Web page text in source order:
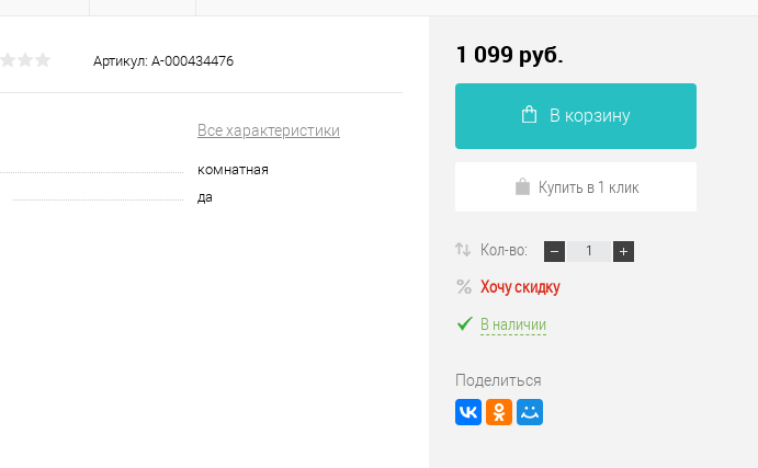
Артикул: А-000434476
Все характеристики
комнатная
да
1 099 руб.
В корзину
Купить в 1 клик
Кол-во:
Хочу скидку
В наличии
Поделиться